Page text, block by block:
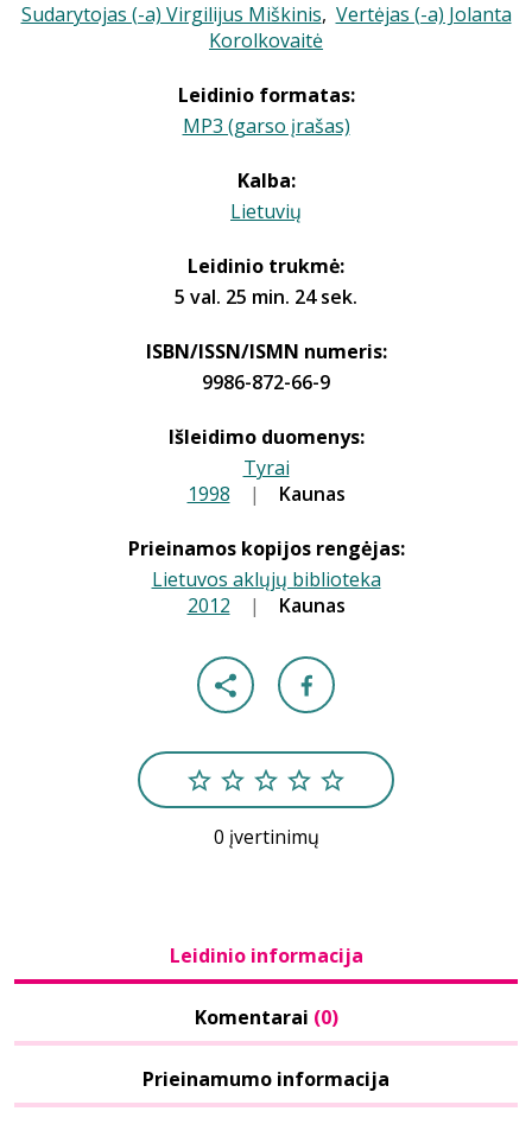
Sudarytojas (-a) Virgilijus Miškinis, Vertėjas (-a) Jolanta
Korolkovaitė
Leidinio formatas:
MP3 (garso įrašas)
Kalba:
Lietuvių
Leidinio trukmė:
5 val. 25 min. 24 sek.
ISBN/ISSN/ISMN numeris:
9986-872-66-9
Išleidimo duomenys:
Tyrai
1998 | Kaunas
Prieinamos kopijos rengėjas:
Lietuvos aklųjų biblioteka
2012 | Kaunas
0 įvertinimų
Leidinio informacija
Komentarai (0)
Prieinamumo informacija